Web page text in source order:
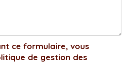
ce formulaire, vous
de gestion des